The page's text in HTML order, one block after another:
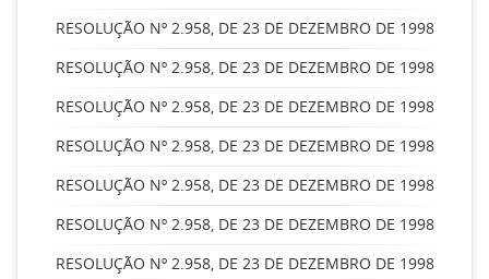
RESOLUÇÃO Nº 2.958, DE 23 DE DEZEMBRO DE 1998
RESOLUÇÃO Nº 2.958, DE 23 DE DEZEMBRO DE 1998
RESOLUÇÃO Nº 2.958, DE 23 DE DEZEMBRO DE 1998
RESOLUÇÃO Nº 2.958, DE 23 DE DEZEMBRO DE 1998
RESOLUÇÃO Nº 2.958, DE 23 DE DEZEMBRO DE 1998
RESOLUÇÃO Nº 2.958, DE 23 DE DEZEMBRO DE 1998
RESOLUÇÃO Nº 2.958, DE 23 DE DEZEMBRO DE 1998